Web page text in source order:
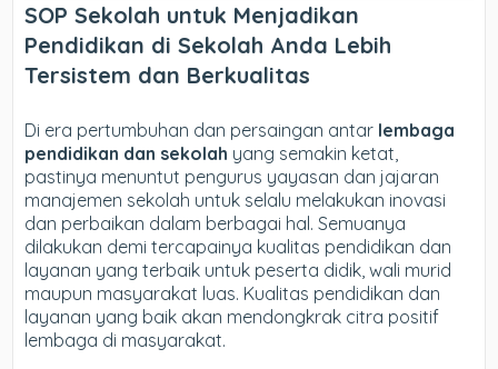
SOP Sekolah untuk Menjadikan
Pendidikan di Sekolah Anda Lebih
Tersistem dan Berkualitas
Di era pertumbuhan dan persaingan antar lembaga
pendidikan dan sekolah yang semakin ketat,
pastinya menuntut pengurus yayasan dan jajaran
manajemen sekolah untuk selalu melakukan inovasi
dan perbaikan dalam berbagai hal. Semuanya
dilakukan demi tercapainya kualitas pendidikan dan
layanan yang terbaik untuk peserta didik, wali murid
maupun masyarakat luas. Kualitas pendidikan dan
layanan yang baik akan mendongkrak citra positif
lembaga di masyarakat.